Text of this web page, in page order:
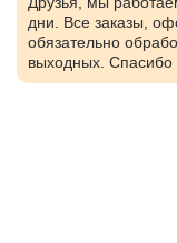
дни. Все заказы,
обязательно
выходных. Спасибо